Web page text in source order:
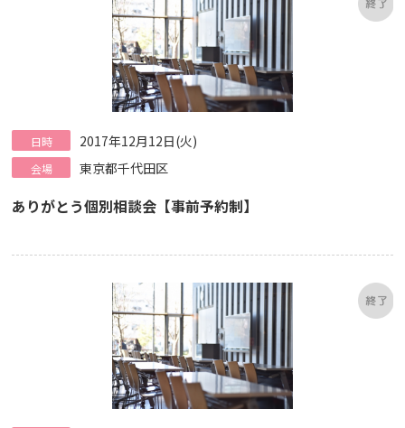
日時 2017年12月12日(火)
会場 東京都千代田区
ありがとう個別相談会【事前予約制】